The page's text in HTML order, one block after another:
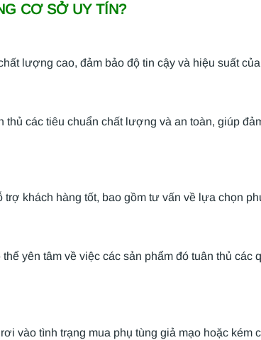
CƠ SỞ UY TÍN?
lượng cao, đảm bảo độ tin cậy và hiệu suất
các tiêu chuẩn chất lượng và an toàn, giúp
khách hàng tốt, bao gồm tư vấn về lựa chọn
yên tâm về việc các sản phẩm đó tuân thủ các
vào tình trạng mua phụ tùng giả mạo hoặc kém